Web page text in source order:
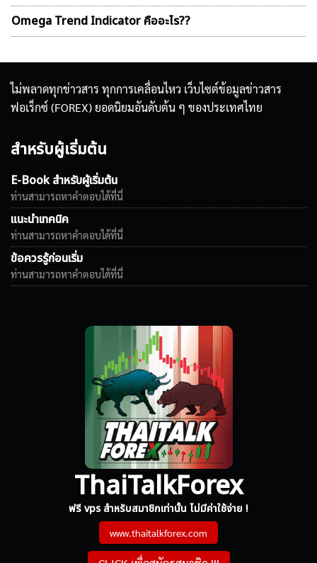
Omega Trend Indicator คืออะไร??
ไม่พลาดทุกข่าวสาร ทุกการเคลื่อนไหว เว็บไซต์ข้อมูลข่าวสาร
ฟอเร็กซ์ (FOREX) ยอดนิยมอันดับต้น ๆ ของประเทศไทย
สำหรับผู้เริ่มต้น
E-Book สำหรับผู้เริ่มต้น
ท่านสามารถหาคำตอบได้ที่นี่
แนะนำเทคนิค
ท่านสามารถหาคำตอบได้ที่นี่
ข้อควรรู้ก่อนเริ่ม
ท่านสามารถหาคำตอบได้ที่นี่
ThaiTalkForex
ฟรี vps สำหรับสมาชิกเท่านั้น ไม่มีค่าใช้จ่าย !
www.thaitalkforex.com